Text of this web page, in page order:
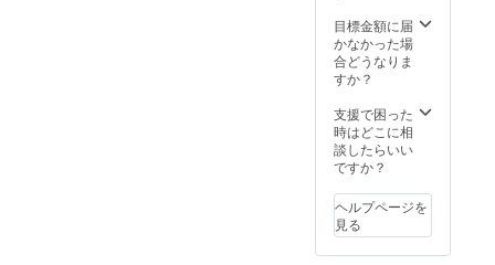
目標金額に届
かなかった場
合どうなりま
すか？
支援で困った
時はどこに相
談したらいい
ですか？
ヘルプページを
見る